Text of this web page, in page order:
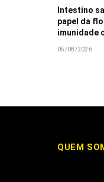
Intestino
papel da
imunidade
05/08/2026
QUEM